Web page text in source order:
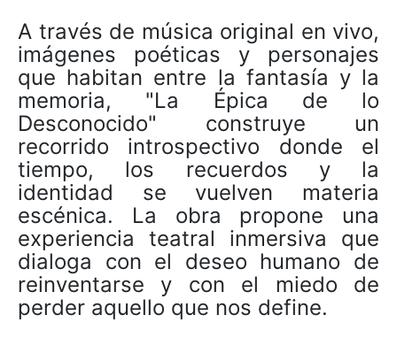
A través de música original en vivo,
imágenes poéticas y personajes
que habitan entre la fantasía y la
memoria, "La Épica de lo
Desconocido" construye un
recorrido introspectivo donde el
tiempo, los recuerdos y la
identidad se vuelven materia
escénica. La obra propone una
experiencia teatral inmersiva que
dialoga con el deseo humano de
reinventarse y con el miedo de
perder aquello que nos define.